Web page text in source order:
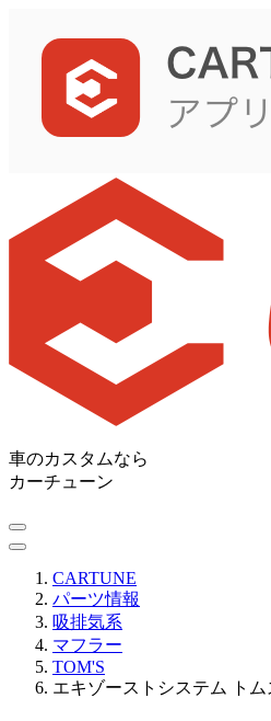
車のカスタムなら
カーチューン
CARTUNE
パーツ情報
吸排気系
マフラー
TOM'S
エキゾーストシステム ト